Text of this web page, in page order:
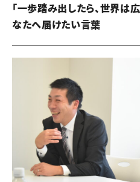
「一歩踏み出したら、世界
なたへ届けたい言葉